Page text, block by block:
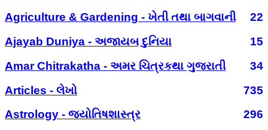
Agriculture & Gardening - ખેતી તથા બાગવાની
22
Ajayab Duniya - અજાયબ દુનિયા
15
Amar Chitrakatha - અમર ચિત્રકથા ગુજરાતી
34
Articles - લેખો
735
Astrology - જ્યોતિષશાસ્ત્ર
296